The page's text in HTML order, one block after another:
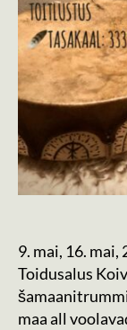
9. mai, 16.
Toidusalus
maa all